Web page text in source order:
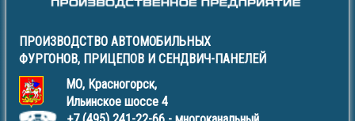
ПРОИЗВОДСТВО АВТОМОБИЛЬНЫХ
ФУРГОНОВ, ПРИЦЕПОВ И СЕНДВИЧ-ПАНЕЛЕЙ
МО, Красногорск,
Ильинское шоссе 4